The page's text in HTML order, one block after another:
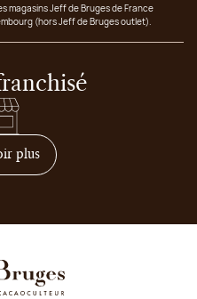
magasins Jeff de Bruges de France
(hors Jeff de Bruges outlet).
plussur comment devenir